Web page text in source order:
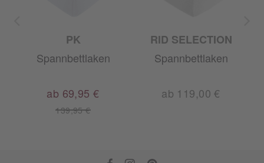
PK
Spannbettlaken
139,95 €
ab 69,95 €
RID SELECTION
Spannbettlaken
ab 119,00 €